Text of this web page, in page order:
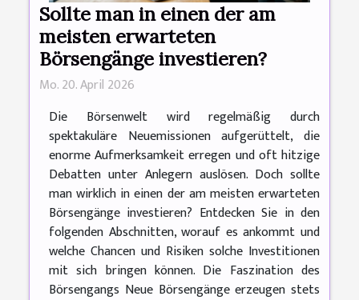
Sollte man in einen der am
meisten erwarteten
Börsengänge investieren?
Mo. 20. April 2026
Die Börsenwelt wird regelmäßig durch
spektakuläre Neuemissionen aufgerüttelt, die
enorme Aufmerksamkeit erregen und oft hitzige
Debatten unter Anlegern auslösen. Doch sollte
man wirklich in einen der am meisten erwarteten
Börsengänge investieren? Entdecken Sie in den
folgenden Abschnitten, worauf es ankommt und
welche Chancen und Risiken solche Investitionen
mit sich bringen können. Die Faszination des
Börsengangs Neue Börsengänge erzeugen stets